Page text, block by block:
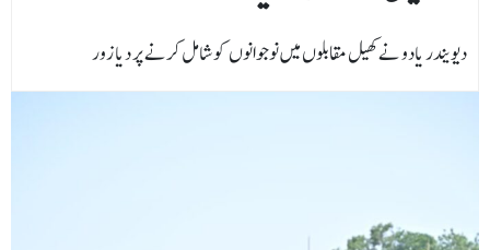
دیویندر یادو نے کھیل مقابلوں میں نوجوانوں کو شامل کرنے پر دیا زور